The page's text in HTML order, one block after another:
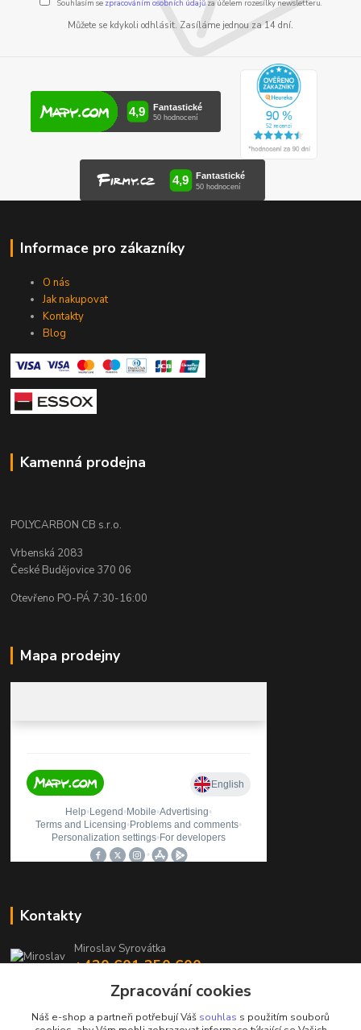
Souhlasím se zpracováním osobních údajůza účelem rozesílky newsletteru.
Můžete se kdykoli odhlásit. Zasíláme jednou za 14 dní.
Informace pro zákazníky
O nás
Jak nakupovat
Kontakty
Blog
Kamenná prodejna
POLYCARBON CB s.r.o.
Vrbenská 2083
České Budějovice 370 06
Otevřeno PO-PÁ 7:30-16:00
Mapa prodejny
Kontakty
Miroslav Syrovátka
+420 601 350 600
(Po-Pá, 7:30-16 hod.)
prodejna@polycarboncb.cz
Zpracování cookies
Náš e-shop a partneři potřebují Váš souhlas s použitím souborů